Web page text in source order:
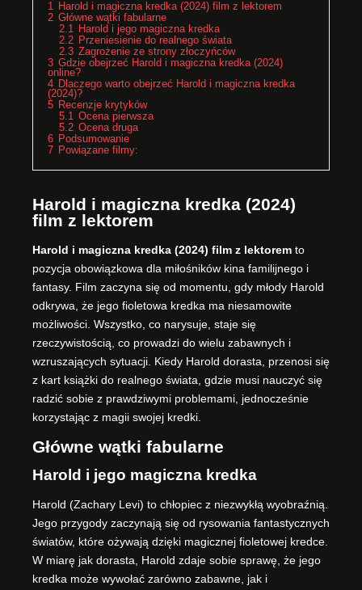
1 Harold i magiczna kredka (2024) film z lektorem
2 Główne wątki fabularne
2.1 Harold i jego magiczna kredka
2.2 Przeniesienie do realnego świata
2.3 Zagrożenie ze strony złoczyńców
3 Gdzie obejrzeć Harold i magiczna kredka (2024)
online?
4 Dlaczego warto obejrzeć Harold i magiczna kredka
(2024)?
5 Recenzje krytyków
5.1 Ocena pierwsza
5.2 Ocena druga
6 Podsumowanie
7 Powiązane filmy:
Harold i magiczna kredka (2024)
film z lektorem
Harold i magiczna kredka (2024) film z lektorem to
pozycja obowiązkowa dla miłośników kina familijnego i
fantasy. Film zaczyna się od momentu, gdy młody Harold
odkrywa, że jego fioletowa kredka ma niesamowite
możliwości. Wszystko, co narysuje, staje się
rzeczywistością, co prowadzi do wielu zabawnych i
wzruszających sytuacji. Kiedy Harold dorasta, przenosi się
z kart książki do realnego świata, gdzie musi nauczyć się
radzić sobie z prawdziwymi problemami, jednocześnie
korzystając z magii swojej kredki.
Główne wątki fabularne
Harold i jego magiczna kredka
Harold (Zachary Levi) to chłopiec z niezwykłą wyobraźnią.
Jego przygody zaczynają się od rysowania fantastycznych
światów, które ożywają dzięki magicznej fioletowej kredce.
W miarę jak dorasta, Harold zdaje sobie sprawę, że jego
kredka może wywołać zarówno zabawne, jak i